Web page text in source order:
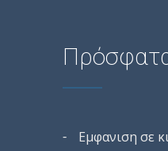
Εμφανιση σε